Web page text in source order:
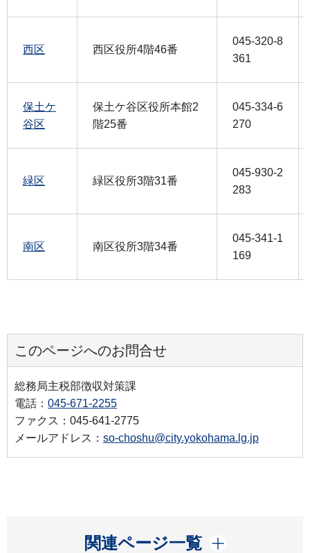
西区 西区役所4階46番
045-320-8
361
保土ケ
谷区
保土ケ谷区役所本館2
階25番
045-334-6
270
緑区 緑区役所3階31番
045-930-2
283
南区 南区役所3階34番
045-341-1
169
このページへのお問合せ
総務局主税部徴収対策課
電話： 045-671-2255
ファクス：045-641-2775
メールアドレス： so-choshu@city.yokohama.lg.jp
関連ページ一覧
開く